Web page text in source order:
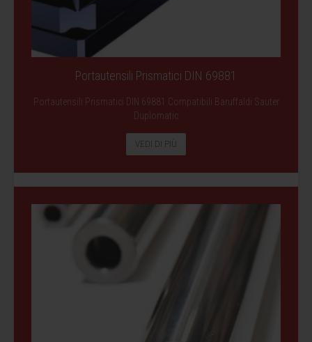
Portautensili Prismatici DIN 69881
Portautensili Prismatici DIN 69881 Compatibili Baruffaldi Sauter
Duplomatic
VEDI DI PIÙ